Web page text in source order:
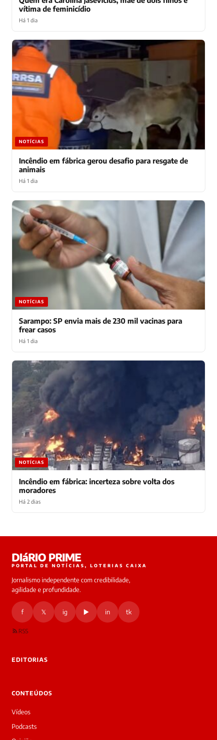
vítima de feminicídio
Há 1 dia
NOTÍCIAS
Incêndio em fábrica gerou desafio para resgate de
animais
Há 1 dia
NOTÍCIAS
Sarampo: SP envia mais de 230 mil vacinas para
frear casos
Há 1 dia
NOTÍCIAS
Incêndio em fábrica: incerteza sobre volta dos
moradores
Há 2 dias
online
Boa
tarde!
Sou
a
DIáRIO PRIME
PORTAL DE NOTÍCIAS, LOTERIAS CAIXA
Jornalismo independente com credibilidade,
agilidade e profundidade.
f 𝕏 ig ▶ in tk
RSS
EDITORIAS
CONTEÚDOS
Vídeos
Podcasts